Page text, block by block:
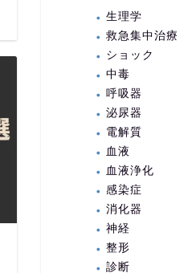
生理学
救急集中治療
ショック
中毒
呼吸器
泌尿器
電解質
血液
血液浄化
感染症
消化器
神経
整形
診断